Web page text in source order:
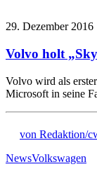
29. Dezember 2016
Volvo holt
Volvo wird als
Microsoft in seine
von Redaktion/
NewsVolkswagen